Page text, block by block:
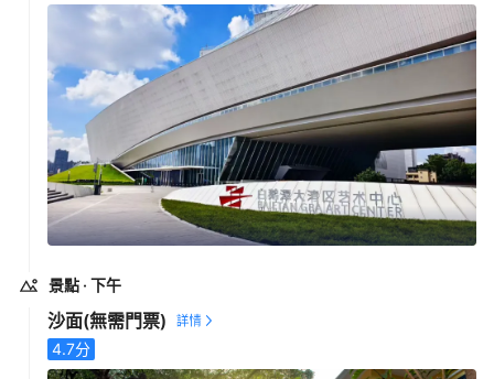
景點 · 下午
沙面(無需門票)
4.7分